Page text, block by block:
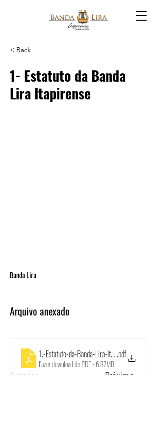
< Back
1- Estatuto da Banda
Lira Itapirense
Banda Lira
Arquivo anexado
Anterior Próximo
1.-Estatuto-da-Banda-Lira-Itapirense-1
.pdf
Fazer download de PDF • 6.87MB